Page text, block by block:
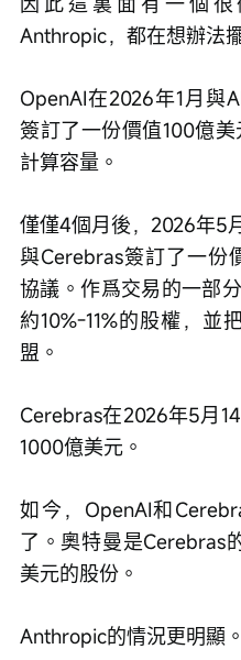
Anthropic，都在想辦法
OpenAI在2026年1月與
簽訂了一份價值100億
計算容量。
僅僅4個月後，2026年5
與Cerebras簽訂了一份
協議。作爲交易的一部
約10%-11%的股權，並
盟。
Cerebras在2026年5月
1000億美元。
如今，OpenAI和
了。奧特曼是Cerebras
美元的股份。
Anthropic的情況更明顯。